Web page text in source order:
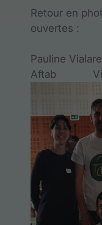
Retour en
ouvertes :
Pauline
Aftab Visite